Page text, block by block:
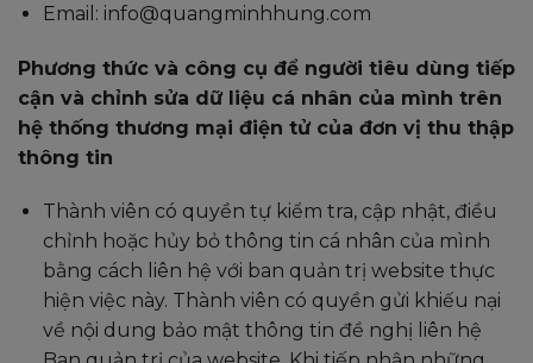
Email: info@quangminhhung.com
Phương thức và công cụ để người tiêu dùng tiếp
cận và chỉnh sửa dữ liệu cá nhân của mình trên
hệ thống thương mại điện tử của đơn vị thu thập
thông tin
Thành viên có quyền tự kiểm tra, cập nhật, điều
chỉnh hoặc hủy bỏ thông tin cá nhân của mình
bằng cách liên hệ với ban quản trị website thực
hiện việc này. Thành viên có quyền gửi khiếu nại
về nội dung bảo mật thông tin đề nghị liên hệ